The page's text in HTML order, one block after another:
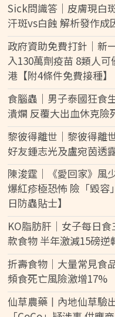
Sick問識答｜皮膚現白
汗斑vs白蝕 解析發作成
政府資助免費打針｜新
入130萬劑疫苗 8類人
港【附4條件免費接種】
食腦蟲｜男子泰國狂食
潰爛 反覆大出血休克險
黎彼得離世｜黎彼得離
好友鍾志光及盧宛茵透
陳浚霆｜《愛回家》風
爆紅疹極恐怖 險「毀容
日防蟲貼士】
KO脂肪肝｜女子每日
款食物 半年激減15磅逆
折壽食物｜大量常見食
頻食死亡風險激增17%
仙草農藥丨內地仙草驗